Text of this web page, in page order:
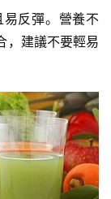
反彈。營養不
，建議不要輕易